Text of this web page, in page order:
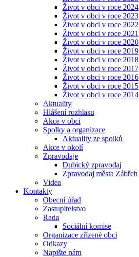
Život v obci v roce 2024
Život v obci v roce 2023
Život v obci v roce 2022
Život v obci v roce 2021
Život v obci v roce 2020
Život v obci v roce 2019
Život v obci v roce 2018
Život v obci v roce 2017
Život v obci v roce 2016
Život v obci v roce 2015
Život v obci v roce 2014
Aktuality
Hlášení rozhlasu
Akce v obci
Spolky a organizace
Aktuality ze spolků
Akce v okolí
Zpravodaje
Dubický zpravodaj
Zpravodaj města Zábřeh
Videa
Kontakty
Obecní úřad
Zastupitelstvo
Rada
Sociální komise
Organizace zřízené obcí
Odkazy
Napište nám